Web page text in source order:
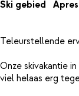
Ski gebied
Teleurstellende
Onze skivakantie
viel helaas erg